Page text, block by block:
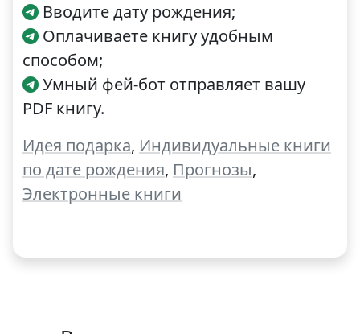
Вводите дату рождения;
Оплачиваете книгу удобным
способом;
Умный фей-бот отправляет вашу
PDF книгу.
Идея подарка, Индивидуальные книги
по дате рождения, Прогнозы,
Электронные книги